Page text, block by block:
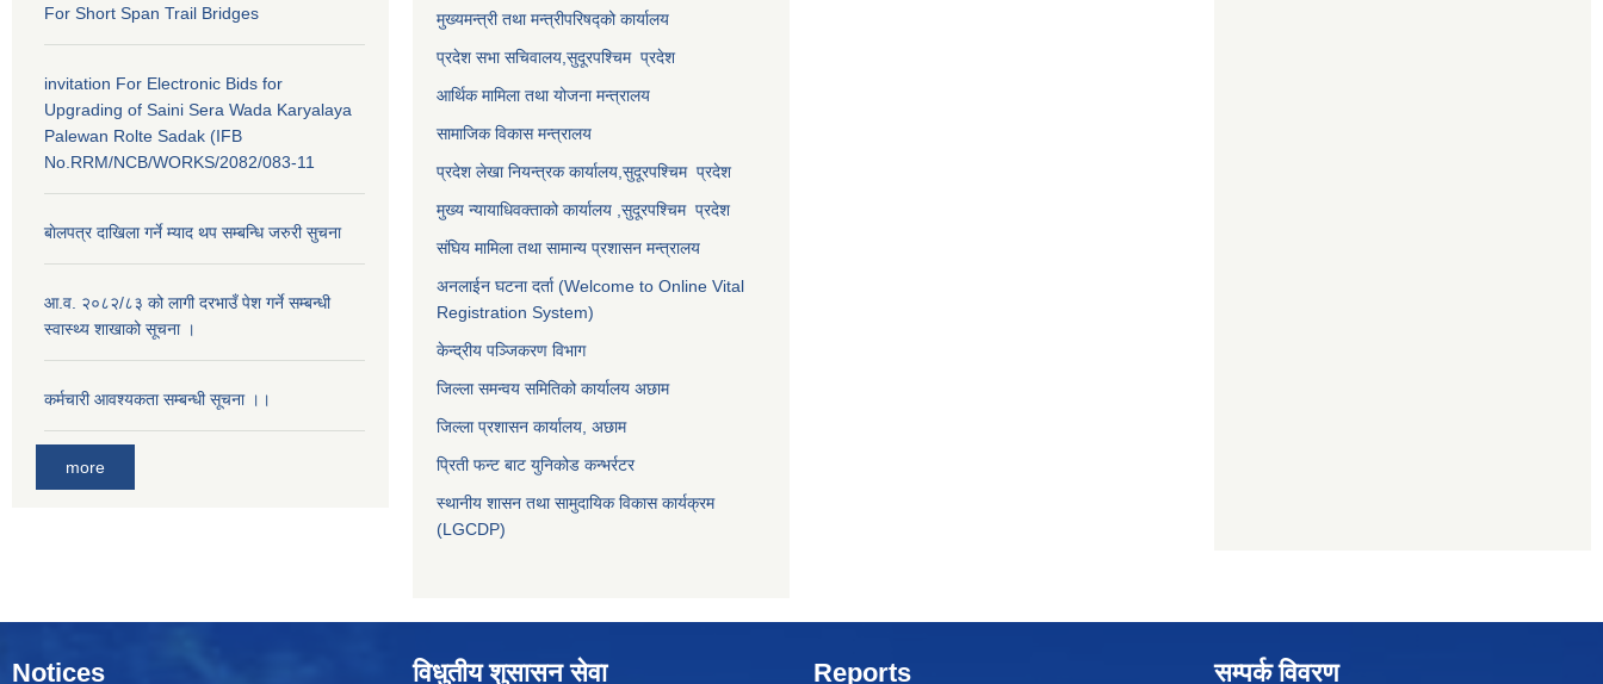
For Short Span Trail Bridges
invitation For Electronic Bids for
Upgrading of Saini Sera Wada Karyalaya
Palewan Rolte Sadak (IFB
No.RRM/NCB/WORKS/2082/083-11
बाेलपत्र दाखिला गर्ने म्याद थप सम्बन्धि जरुरी सुचना
आ.व. २०८२/८३ को लागी दरभाउँ पेश गर्ने सम्बन्धी
स्वास्थ्य शाखाको सूचना ।
कर्मचारी आवश्यकता सम्बन्धी सूचना ।।
more
मुख्यमन्त्री तथा मन्त्रीपरिषद्को कार्यालय
प्रदेश सभा सचिवालय, सुदूरपश्चिम प्रदेश
आर्थिक मामिला तथा योजना मन्त्रालय
सामाजिक विकास मन्त्रालय
प्रदेश लेखा नियन्त्रक कार्यालय, सुदूरपश्चिम प्रदेश
मुख्य न्यायाधिवक्ताको कार्यालय , सुदूरपश्चिम प्रदेश
संघिय मामिला तथा सामान्य प्रशासन मन्त्रालय
अनलाईन घटना दर्ता (Welcome to Online Vital
Registration System)
केन्द्रीय पञ्जिकरण विभाग
जिल्ला समन्वय समितिको कार्यालय अछाम
जिल्ला प्रशासन कार्यालय, अछाम
प्रिती फन्ट बाट युनिकोड कन्भर्रटर
स्थानीय शासन तथा सामुदायिक विकास कार्यक्रम
(LGCDP)
Notices विधुतीय शुसासन सेवा Reports सम्पर्क विवरण